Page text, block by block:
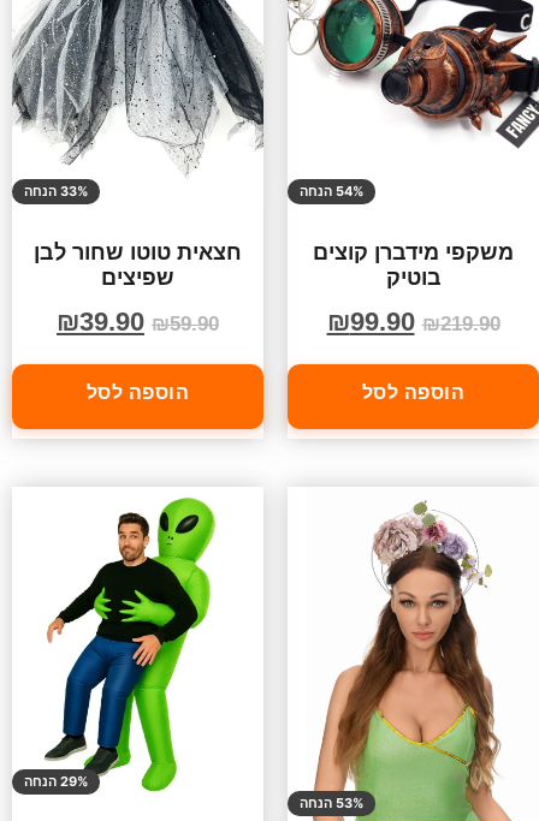
54% הנחה
משקפי מידברן קוצים
בוטיק
₪219.90
₪99.90
הוספה לסל
33% הנחה
חצאית טוטו שחור לבן
שפיצים
₪59.90
₪39.90
הוספה לסל
53% הנחה
29% הנחה